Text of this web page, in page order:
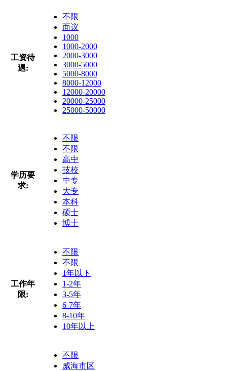
工资待
遇:
不限
面议
1000
1000-2000
2000-3000
3000-5000
5000-8000
8000-12000
12000-20000
20000-25000
25000-50000
学历要
求:
不限
不限
高中
技校
中专
大专
本科
硕士
博士
工作年
限:
不限
不限
1年以下
1-2年
3-5年
6-7年
8-10年
10年以上
不限
威海市区